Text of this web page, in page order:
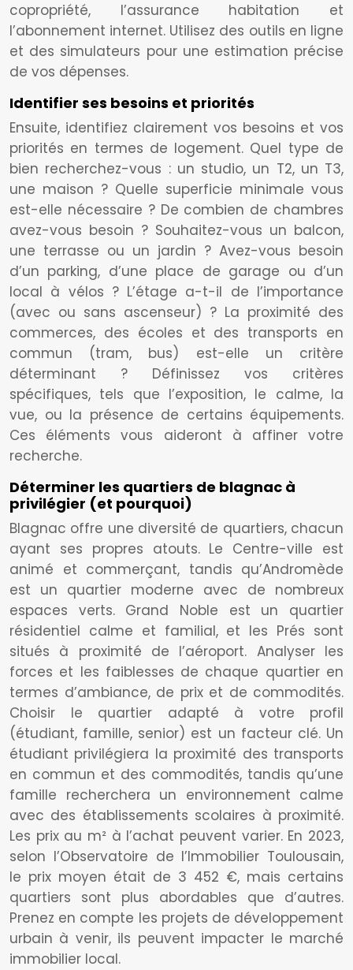
copropriété, l’assurance habitation et
l’abonnement internet. Utilisez des outils en ligne
et des simulateurs pour une estimation précise
de vos dépenses.
Identifier ses besoins et priorités
Ensuite, identifiez clairement vos besoins et vos
priorités en termes de logement. Quel type de
bien recherchez-vous : un studio, un T2, un T3,
une maison ? Quelle superficie minimale vous
est-elle nécessaire ? De combien de chambres
avez-vous besoin ? Souhaitez-vous un balcon,
une terrasse ou un jardin ? Avez-vous besoin
d’un parking, d’une place de garage ou d’un
local à vélos ? L’étage a-t-il de l’importance
(avec ou sans ascenseur) ? La proximité des
commerces, des écoles et des transports en
commun (tram, bus) est-elle un critère
déterminant ? Définissez vos critères
spécifiques, tels que l’exposition, le calme, la
vue, ou la présence de certains équipements.
Ces éléments vous aideront à affiner votre
recherche.
Déterminer les quartiers de blagnac à
privilégier (et pourquoi)
Blagnac offre une diversité de quartiers, chacun
ayant ses propres atouts. Le Centre-ville est
animé et commerçant, tandis qu’Andromède
est un quartier moderne avec de nombreux
espaces verts. Grand Noble est un quartier
résidentiel calme et familial, et les Prés sont
situés à proximité de l’aéroport. Analyser les
forces et les faiblesses de chaque quartier en
termes d’ambiance, de prix et de commodités.
Choisir le quartier adapté à votre profil
(étudiant, famille, senior) est un facteur clé. Un
étudiant privilégiera la proximité des transports
en commun et des commodités, tandis qu’une
famille recherchera un environnement calme
avec des établissements scolaires à proximité.
Les prix au m² à l’achat peuvent varier. En 2023,
selon l’Observatoire de l’Immobilier Toulousain,
le prix moyen était de 3 452 €, mais certains
quartiers sont plus abordables que d’autres.
Prenez en compte les projets de développement
urbain à venir, ils peuvent impacter le marché
immobilier local.